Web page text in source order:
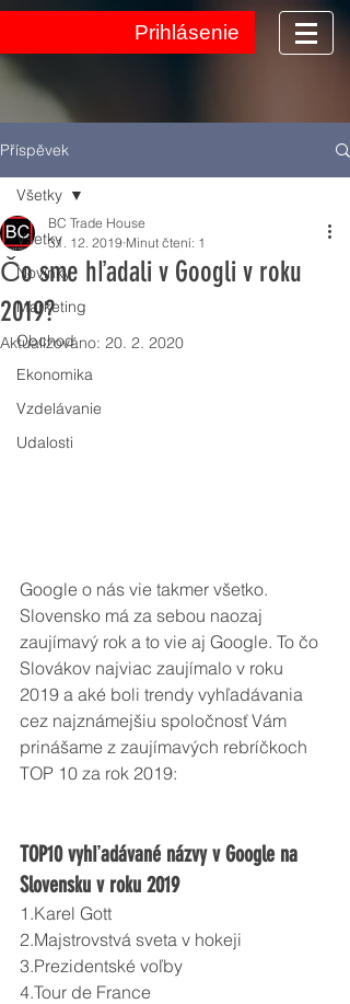
Prihlásenie
Příspěvek
Všetky
Novinky
Marketing
Obchod
Ekonomika
Vzdelávanie
Udalosti
Všetky
Čo sme hľadali v Googli v roku
2019?
BC Trade House
31. 12. 2019 Minut čtení: 1
Aktualizováno: 20. 2. 2020
Google o nás vie takmer všetko.
Slovensko má za sebou naozaj
zaujímavý rok a to vie aj Google. To čo
Slovákov najviac zaujímalo v roku
2019 a aké boli trendy vyhľadávania
cez najznámejšiu spoločnosť Vám
prinášame z zaujímavých rebríčkoch
TOP 10 za rok 2019:
TOP10 vyhľadávané názvy v Google na
Slovensku v roku 2019
1.Karel Gott
2.Majstrovstvá sveta v hokeji
3.Prezidentské voľby
4.Tour de France